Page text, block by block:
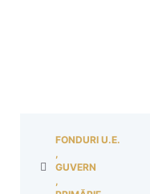
FONDURI U.E.
,
GUVERN
,